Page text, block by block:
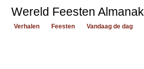
Wereld Feesten Almanak
Verhalen Feesten Vandaag de dag